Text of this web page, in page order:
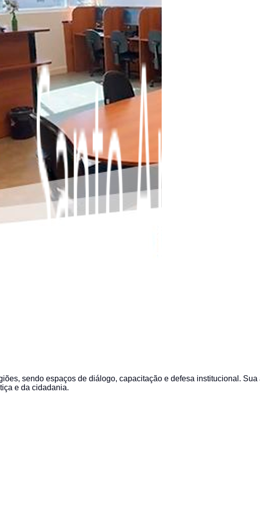
sendo espaços de diálogo, capacitação e defesa institucional.
e da cidadania.